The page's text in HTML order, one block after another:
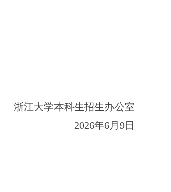
浙江大学本科生招生办公室
2026年6月 9日